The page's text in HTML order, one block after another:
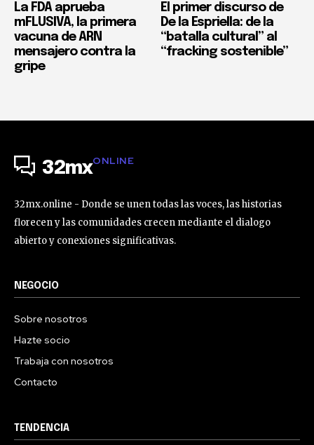
La FDA aprueba
mFLUSIVA, la primera
vacuna de ARN
mensajero contra la
gripe
El primer discurso de
De la Espriella: de la
“batalla cultural” al
“fracking sostenible”
32mxONLINE
32mx.online - Donde se unen todas las voces, las historias
florecen y las comunidades crecen mediante el dialogo
abierto y conexiones significativas.
NEGOCIO
Sobre nosotros
Hazte socio
Trabaja con nosotros
Contacto
TENDENCIA